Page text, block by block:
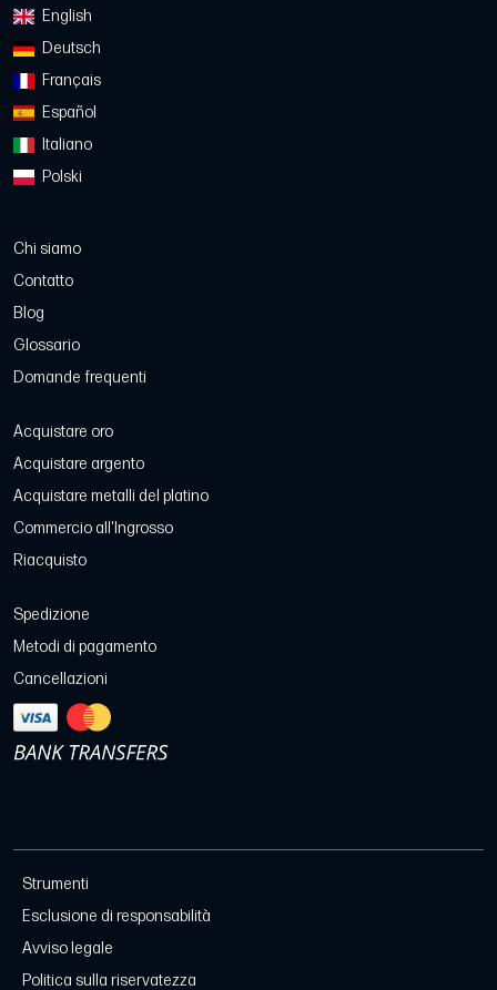
English
Deutsch
Français
Español
Italiano
Polski
Chi siamo
Contatto
Blog
Glossario
Domande frequenti
Acquistare oro
Acquistare argento
Acquistare metalli del platino
Commercio all'Ingrosso
Riacquisto
Spedizione
Metodi di pagamento
Cancellazioni
Strumenti
Esclusione di responsabilità
Avviso legale
Politica sulla riservatezza